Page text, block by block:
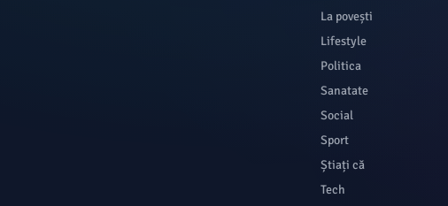
La povești
Lifestyle
Politica
Sanatate
Social
Sport
Știați că
Tech